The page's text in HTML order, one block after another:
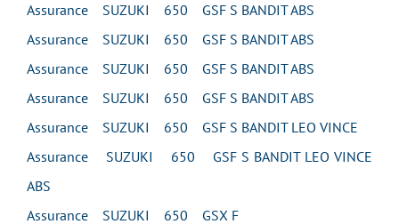
Assurance SUZUKI 650 GSF S BANDIT ABS
Assurance SUZUKI 650 GSF S BANDIT ABS
Assurance SUZUKI 650 GSF S BANDIT ABS
Assurance SUZUKI 650 GSF S BANDIT ABS
Assurance SUZUKI 650 GSF S BANDIT LEO VINCE
Assurance SUZUKI 650 GSF S BANDIT LEO VINCE
ABS
Assurance SUZUKI 650 GSX F